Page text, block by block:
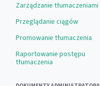
Zarządzanie tłumaczeniami
Przeglądanie ciągów
Promowanie tłumaczenia
Raportowanie postępu
tłumaczenia